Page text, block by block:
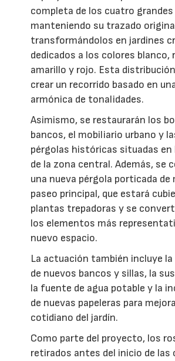
completa de los cuatro
manteniendo su trazado
transformándolos en jardines
dedicados a los colores blanco,
amarillo y rojo. Esta
crear un recorrido basado en
armónica de tonalidades.
Asimismo, se restaurarán los
bancos, el mobiliario urbano y
pérgolas históricas situadas en
de la zona central. Además, se
una nueva pérgola porticada de
paseo principal, que estará
plantas trepadoras y se
los elementos más
nuevo espacio.
La actuación también incluye
de nuevos bancos y sillas, la
la fuente de agua potable y la
de nuevas papeleras para
cotidiano del jardín.
Como parte del proyecto, los
retirados antes del inicio de las